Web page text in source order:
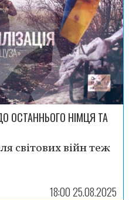
ОСТАННЬОГО НІМЦЯ ТА
світових війн теж
18:00 25.08.2025